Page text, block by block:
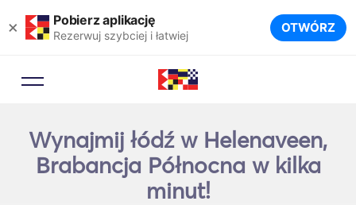
× Pobierz aplikację
Rezerwuj szybciej i łatwiej OTWÓRZ
Wynajmij łódź w Helenaveen,
Brabancja Północna w kilka
minut!